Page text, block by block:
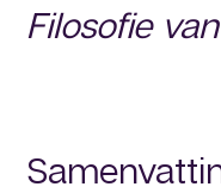
Filosofie